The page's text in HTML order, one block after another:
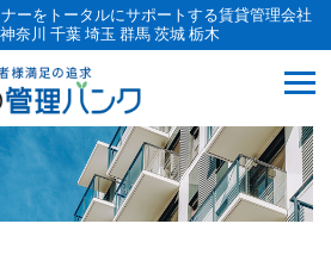
ーをトータルにサポートする賃貸管理会社
神奈川 千葉 埼玉 群馬 茨城 栃木